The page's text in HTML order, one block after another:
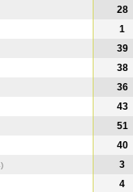
28
1
39
38
36
43
51
40
3
4